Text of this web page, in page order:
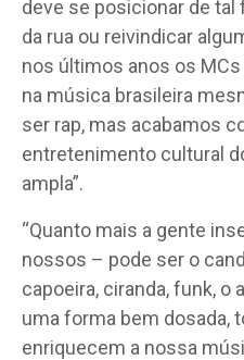
deve se posicionar de
da rua ou reivindicar
nos últimos anos os
na música brasileira
ser rap, mas acabamos
entretenimento cultural
ampla”.
“Quanto mais a gente
nossos – pode ser o
capoeira, ciranda, funk, o
uma forma bem dosada,
enriquecem a nossa